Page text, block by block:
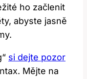
ho začlenit
abyste jasně
si dejte pozor
Mějte na